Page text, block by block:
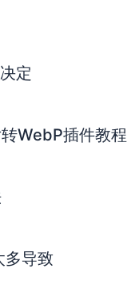
定
WebP插件教程
多导致